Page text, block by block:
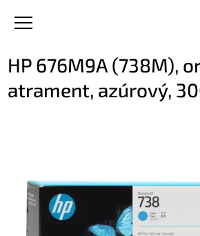
HP 676M9A (738M),
atrament, azúrový,